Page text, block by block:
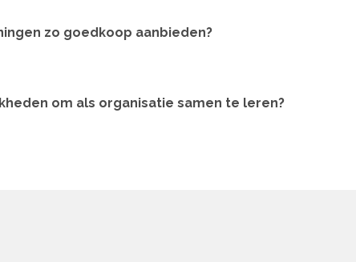
zo goedkoop aanbieden?
om als organisatie samen te leren?